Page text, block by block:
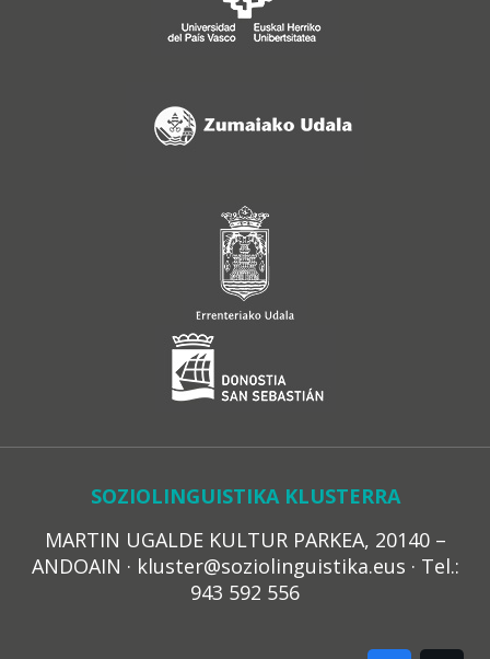
SOZIOLINGUISTIKA KLUSTERRA
MARTIN UGALDE KULTUR PARKEA, 20140 –
ANDOAIN · kluster@soziolinguistika.eus · Tel.:
943 592 556